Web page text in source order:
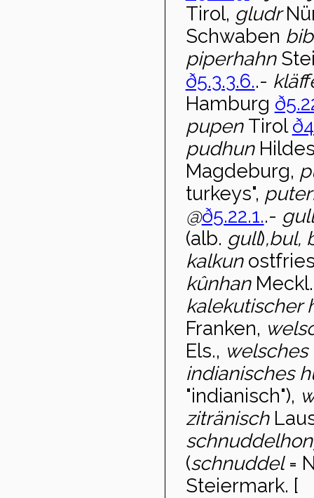
Tirol, gludr
Schwaben
piperhahn
ð5.3.3.6..-
Hamburg
pupen Tirol
pudhun
Magdeburg,
turkeys",
@ð5.22.1..-
(alb. gull),bul,
kalkun
kûnhan
kalekutischer
Franken,
Els.,
indianisches
"indianisch"),
zitränisch
(schnuddel=
Steiermark. [